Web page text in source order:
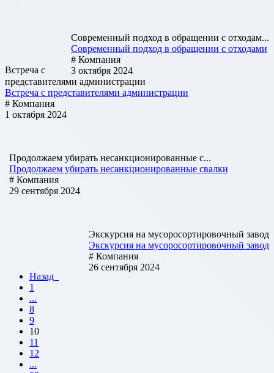
Современный подход в обращении с отходам...
Современный подход в обращении с отходами
# Компания
3 октября 2024
Встреча с
представителями администрации
Встреча с представителями администрации
# Компания
1 октября 2024
Продолжаем убирать несанкционированные с...
Продолжаем убирать несанкционированные свалки
# Компания
29 сентября 2024
Экскурсия на мусоросортировочный завод
Экскурсия на мусоросортировочный завод
# Компания
26 сентября 2024
Назад
1
...
8
9
10
11
12
...